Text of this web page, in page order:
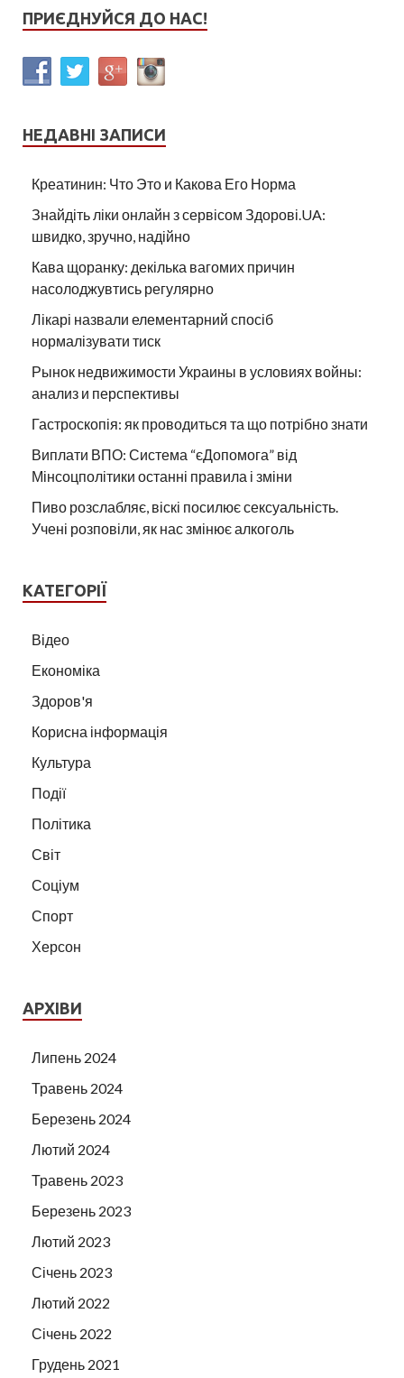
ПРИЄДНУЙСЯ ДО НАС!
НЕДАВНІ ЗАПИСИ
Креатинин: Что Это и Какова Его Норма
Знайдіть ліки онлайн з сервісом Здорові.UA:
швидко, зручно, надійно
Кава щоранку: декілька вагомих причин
насолоджувтись регулярно
Лікарі назвали елементарний спосіб
нормалізувати тиск
Рынок недвижимости Украины в условиях войны:
анализ и перспективы
Гастроскопія: як проводиться та що потрібно знати
Виплати ВПО: Система “єДопомога” від
Мінсоцполітики останні правила і зміни
Пиво розслабляє, віскі посилює сексуальність.
Учені розповіли, як нас змінює алкоголь
КАТЕГОРІЇ
Відео
Економіка
Здоров'я
Корисна інформація
Культура
Події
Політика
Світ
Соціум
Спорт
Херсон
АРХІВИ
Липень 2024
Травень 2024
Березень 2024
Лютий 2024
Травень 2023
Березень 2023
Лютий 2023
Січень 2023
Лютий 2022
Січень 2022
Грудень 2021